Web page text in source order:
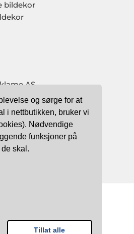
og sørge for at
i nettbutikken, bruker vi
Nødvendige
funksjoner på
skal.
Tillat alle
bildekor
AS
MVA
BETALING MED: